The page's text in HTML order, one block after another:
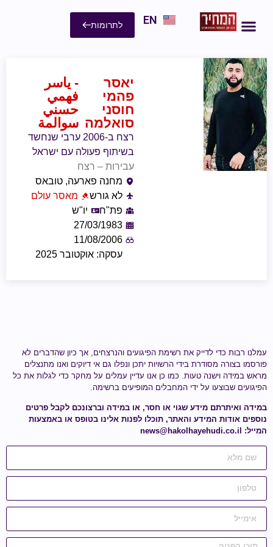
EN לתרומות
יאסר
פהמי
חוסני
סואלמה
- ياسر
فهمي
حسني
سوالمة
רצח ב-2006 ערבי שנחשד
בשיתוף פעולה עם ישראל
עבירות – רצח
מחנה פארעה, טובאס
לא גורש
מאסר עולם
פת"ח
יו"ש
27/03/1983
11/08/2006
עסקה: אוקטובר 2025
עמלנו רבות כדי לדייק את רשימת הפיגועים והנרצחים, אך כיון שהדברים לא
פורסמו בצורה מסודרת בידי הרשויות יתכן ונפלו גם אי דיוקים ואנו מתנצלים
מראש במידה וישנה טעות. כמו כן אנו עדיין עמלים על מחקר כדי לגלות את כל
הפיגועים שבוצעו על ידי המחבלים המופיעים ברשימה.
במידה ואיתרתם מידע שגוי או חסר, או במידה וברצונכם לקבל פרטים
נוספים אודות המידע והאתר, תוכלו לפנות אלינו בטופס או באמצעות
המייל:
news@hakolhayehudi.co.il